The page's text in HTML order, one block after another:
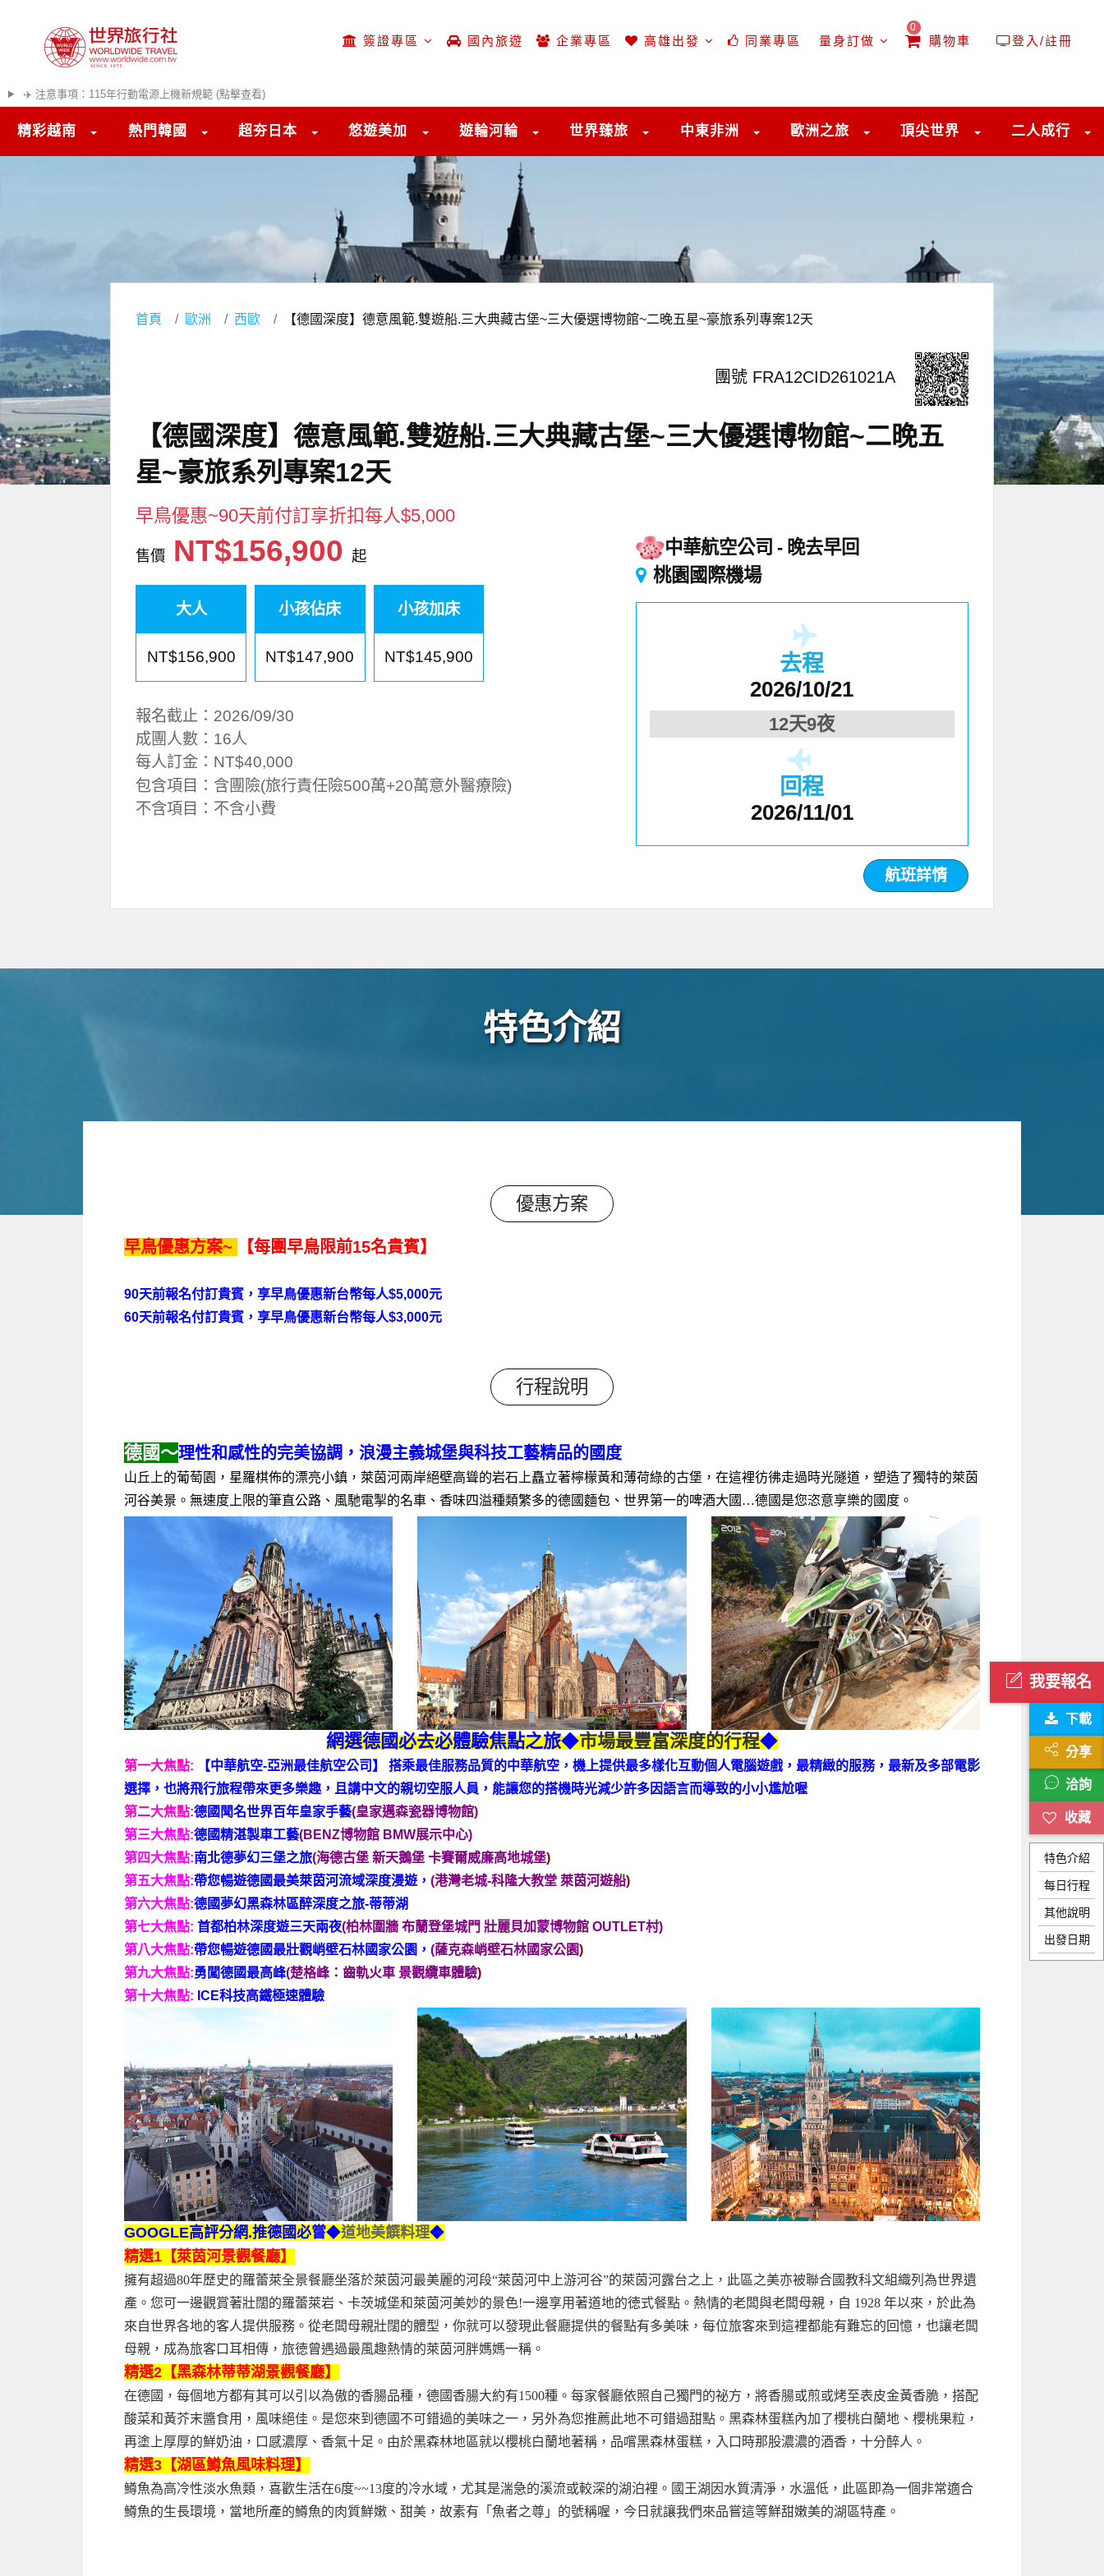
簽證專區 國內旅遊 企業專區 高雄出發 同業專區 量身訂做 購物車
0
登入/註冊
✈️ 注意事項：115年行動電源上機新規範 (點擊查看)
精彩越南 熱門韓國 超夯日本 悠遊美加 遊輪河輪 世界臻旅 中東非洲 歐洲之旅 頂尖世界 二人成行
我要報名
下載
分享
洽詢
特色介紹
每日行程
其他說明
出發日期
首頁 歐洲 西歐 【德國深度】德意風範.雙遊船.三大典藏古堡~三大優選博物館~二晚五星~豪旅系列專案12天
團號 FRA12CID261021A
【德國深度】德意風範.雙遊船.三大典藏古堡~三大優選博物館~二晚五
星~豪旅系列專案12天
早鳥優惠~90天前付訂享折扣每人$5,000
售價 NT$156,900起
大人
NT$156,900
小孩佔床
NT$147,900
小孩加床
NT$145,900
報名截止：2026/09/30
成團人數：16人
每人訂金：NT$40,000
包含項目：含團險(旅行責任險500萬+20萬意外醫療險)
不含項目：不含小費
中華航空公司
晚去早回
桃園國際機場
去程
2026/10/21
12天9夜
回程
2026/11/01
航班詳情
特色介紹
優惠方案
早鳥優惠方案~ 【每團早鳥限前15名貴賓】
90天前報名付訂貴賓，享早鳥優惠新台幣每人$5,000元
60天前報名付訂貴賓，享早鳥優惠新台幣每人$3,000元
行程說明
德國～理性和感性的完美協調，浪漫主義城堡與科技工藝精品的國度
山丘上的葡萄園，星羅棋佈的漂亮小鎮，萊茵河兩岸絕壁高聳的岩石上矗立著檸檬黃和薄荷綠的古堡，在這裡彷彿走過時光隧道，塑造了獨特的萊茵
河谷美景。無速度上限的筆直公路、風馳電掣的名車、香味四溢種類繁多的德國麵包、世界第一的啤酒大國…德國是您恣意享樂的國度。
網選德國必去必體驗焦點之旅◆市場最豐富深度的行程◆
第一大焦點:
【中華航空-亞洲最佳航空公司】 搭乘最佳服務品質的中華航空，機上提供最多樣化互動個人電腦遊戲，最精緻的服務，最新及多部電影
選擇，也將飛行旅程帶來更多樂趣，且講中文的親切空服人員，能讓您的搭機時光減少許多因語言而導致的小小尷尬喔
第二大焦點:德國聞名世界百年皇家手藝(皇家邁森瓷器博物館)
第三大焦點:德國精湛製車工藝(BENZ博物館 BMW展示中心)
第四大焦點:南北德夢幻三堡之旅(海德古堡 新天鵝堡 卡賽爾威廉高地城堡)
第五大焦點:帶您暢遊德國最美萊茵河流域深度漫遊， (港灣老城-科隆大教堂 萊茵河遊船)
第六大焦點:德國夢幻黑森林區醉深度之旅-蒂蒂湖
第七大焦點: 首都柏林深度遊三天兩夜(柏林圍牆 布蘭登堡城門 壯麗貝加蒙博物館 OUTLET村)
第八大焦點:帶您暢遊德國最壯觀峭壁石林國家公園， (薩克森峭壁石林國家公園)
第九大焦點:勇闖德國最高峰(楚格峰：齒軌火車 景觀纜車體驗)
第十大焦點: ICE科技高鐵極速體驗
GOOGLE高評分網.推德國必嘗◆道地美饌料理◆
精選1【萊茵河景觀餐廳】
擁有超過80年歷史的羅蕾萊全景餐廳坐落於萊茵河最美麗的河段“萊茵河中上游河谷”的萊茵河露台之上，此區之美亦被聯合國教科文組織列為世界遺
產。您可一邊觀賞著壯闊的羅蕾萊岩、卡茨城堡和萊茵河美妙的景色!一邊享用著道地的徳式餐點。熱情的老闆與老闆母親，自 1928 年以來，於此為
來自世界各地的客人提供服務。從老闆母親壯闊的體型，你就可以發現此餐廳提供的餐點有多美味，每位旅客來到這裡都能有難忘的回憶，也讓老闆
母親，成為旅客口耳相傳，旅徳曾遇過最風趣熱情的萊茵河胖媽媽一稱。
精選2【黑森林蒂蒂湖景觀餐廳】
在德國，每個地方都有其可以引以為傲的香腸品種，德國香腸大約有1500種。每家餐廳依照自己獨門的祕方，將香腸或煎或烤至表皮金黃香脆，搭配
酸菜和黃芥末醬食用，風味絕佳。是您來到德國不可錯過的美味之一，另外為您推薦此地不可錯過甜點。黑森林蛋糕內加了櫻桃白蘭地、櫻桃果粒，
再塗上厚厚的鮮奶油，口感濃厚、香氣十足。由於黑森林地區就以櫻桃白蘭地著稱，品嚐黑森林蛋糕，入口時那股濃濃的酒香，十分醉人。
精選3【湖區鱒魚風味料理】
鱒魚為高冷性淡水魚類，喜歡生活在6度~~13度的冷水域，尤其是湍急的溪流或較深的湖泊裡。國王湖因水質清淨，水溫低，此區即為一個非常適合
鱒魚的生長環境，當地所產的鱒魚的肉質鮮嫩、甜美，故素有「魚者之尊」的號稱喔，今日就讓我們來品嘗這等鮮甜嫩美的湖區特產。